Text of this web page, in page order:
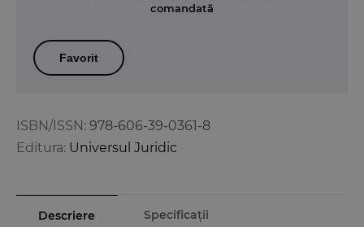
ISBN/ISSN: 978-606-39-0361-8
Editura: Universul Juridic
comandată
Favorit
Descriere
Specificații